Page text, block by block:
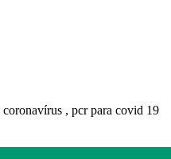
, pcr para covid 19